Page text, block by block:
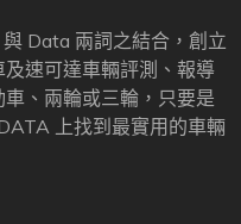
Data 兩詞之結合，創立
速可達車輛評測、報導
、兩輪或三輪，只要是
上找到最實用的車輛